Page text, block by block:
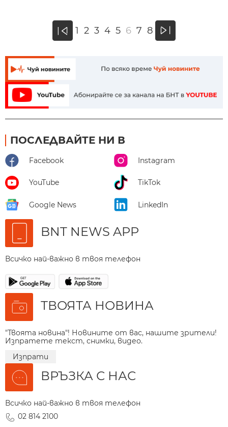
« 1 2 3 4 5 6 7 8 »
ПОСЛЕДВАЙТЕ НИ В
Facebook Instagram
YouTube TikTok
Google News LinkedIn
BNT NEWS APP
Всичко най-важно в твоя телефон
ТВОЯТА НОВИНА
"Твоята новина"! Новините от вас, нашите зрители!
Изпратете текст, снимки, видео.
Изпрати
ВРЪЗКА С НАС
Всичко най-важно в твоя телефон
02 814 2100